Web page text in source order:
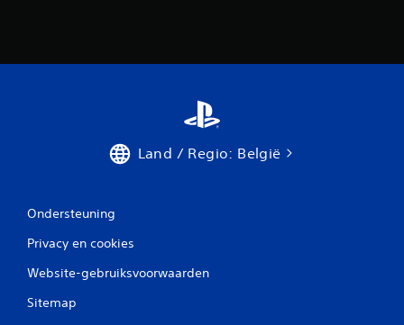
Land / Regio: België
Ondersteuning
Privacy en cookies
Website-gebruiksvoorwaarden
Sitemap